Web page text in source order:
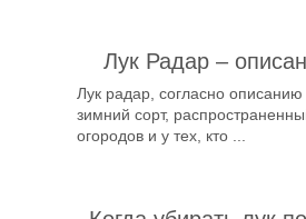
Лук Радар –
Лук радар, согласно описанию
зимний сорт,
огородов и у тех, кто ...